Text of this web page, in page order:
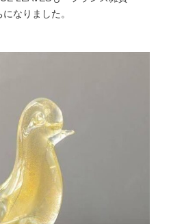
なりました。